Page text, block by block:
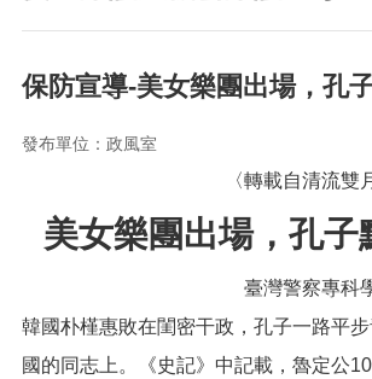
通
訊
民
服
務
保防宣導-美女樂團出場，孔
發布單位：政風室
〈轉載自清流雙
美女樂團出場，孔子
臺灣警察專科
韓國朴槿惠敗在閨密干政，孔子一路平
國的同志上。《史記》中記載，魯定公